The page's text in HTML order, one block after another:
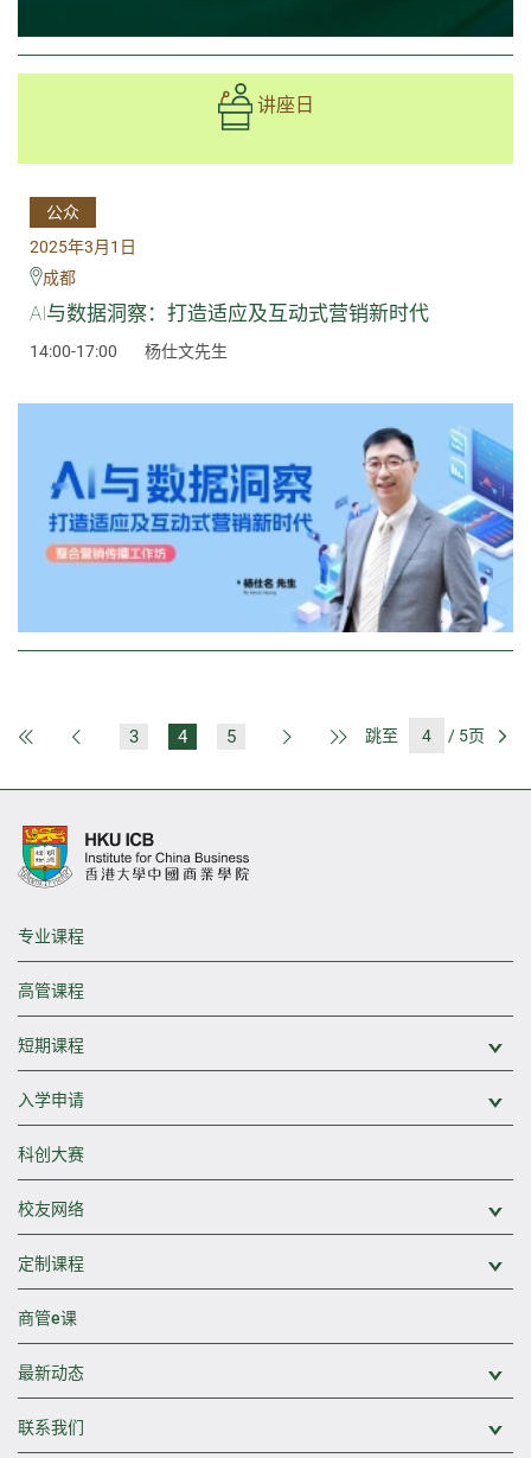
讲座日
公众
2025年3月1日
成都
AI与数据洞察：打造适应及互动式营销新时代
14:00-17:00 杨仕文先生
第一页 上一页
3 4 5 下一页 最后一页
跳至 / 5页
专业课程
高管课程
短期课程
入学申请
科创大赛
校友网络
定制课程
商管e课
最新动态
联系我们